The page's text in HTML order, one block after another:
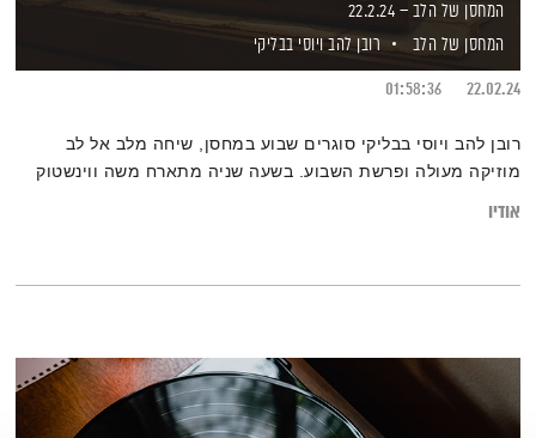
המחסן של הלב – 22.2.24
המחסן של הלב
רובן להבויוסי בבליקי
22.02.24
01:58:36
רובן להב ויוסי בבליקי סוגרים שבוע במחסן, שיחה מלב אל לב
מוזיקה מעולה ופרשת השבוע. בשעה שניה מתארח משה ווינשטוק
אודיו